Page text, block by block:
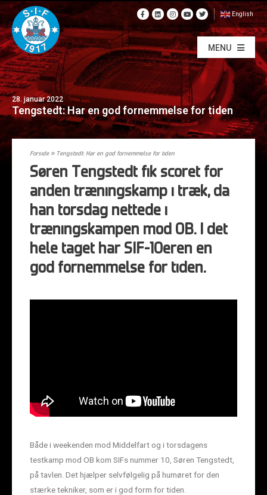
English
MENU
28. januar 2022
Tengstedt: Har en god fornemmelse for tiden
Forside» Tengstedt: Har en god fornemmelse for tiden
Søren Tengstedt fik scoret for
anden træningskamp i træk, da
han torsdag nettede i
træningskampen mod OB. I det
hele taget har SIF-10eren en
god fornemmelse for tiden.
Både i weekenden mod Middelfart og i torsdagens
testkamp mod OB kom SIFs nummer 10, Søren Tengstedt,
på tavlen. Det hjælper selvfølgelig på humøret for den
stærke tekniker, som er i god form for tiden.